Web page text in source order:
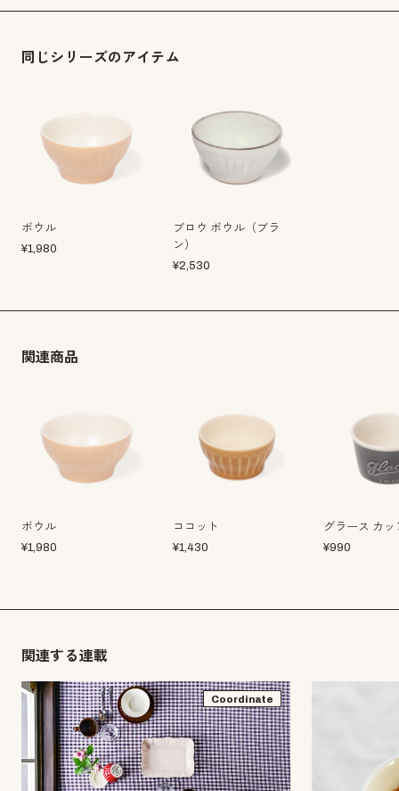
同じシリーズのアイテム
ボウル
¥1,980
ブロウ ボウル（ブラ
ン）
¥2,530
関連商品
ボウル
¥1,980
ココット
¥1,430
グラース カッ
¥990
関連する連載
Coordinate